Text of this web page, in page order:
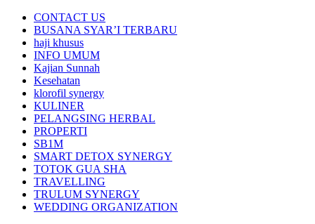
CONTACT US
BUSANA SYAR’I TERBARU
haji khusus
INFO UMUM
Kajian Sunnah
Kesehatan
klorofil synergy
KULINER
PELANGSING HERBAL
PROPERTI
SB1M
SMART DETOX SYNERGY
TOTOK GUA SHA
TRAVELLING
TRULUM SYNERGY
WEDDING ORGANIZATION